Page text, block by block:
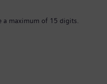
a maximum of 15 digits.